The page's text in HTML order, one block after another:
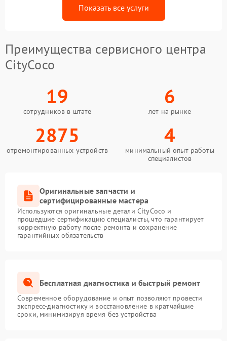
Показать все услуги
Преимущества сервисного центра
CityCoco
19
сотрудников в штате
6
лет на рынке
2875
отремонтированных устройств
4
минимальный опыт работы
специалистов
Оригинальные запчасти и
сертифицированные мастера
Используются оригинальные детали CityCoco и
прошедшие сертификацию специалисты, что гарантирует
корректную работу после ремонта и сохранение
гарантийных обязательств
Бесплатная диагностика и быстрый ремонт
Современное оборудование и опыт позволяют провести
экспресс-диагностику и восстановление в кратчайшие
сроки, минимизируя время без устройства